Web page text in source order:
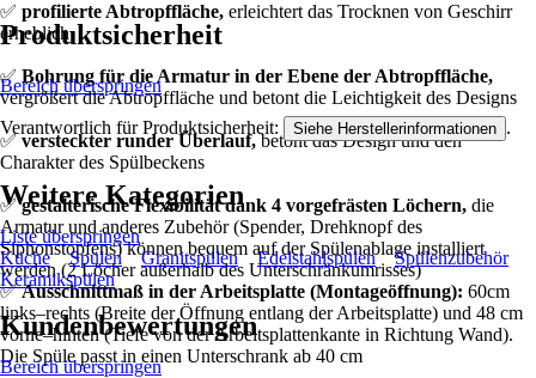
✅ profilierte Abtropffläche, erleichtert das Trocknen von Geschirr
erheblich
✅ Bohrung für die Armatur in der Ebene der Abtropffläche,
vergrößert die Abtropffläche und betont die Leichtigkeit des Designs
✅versteckter runder Überlauf,betont das Design und den
Charakter des Spülbeckens
✅gestalterische Flexibilität dank 4 vorgefrästen Löchern, die
Armatur und anderes Zubehör (Spender, Drehknopf des
Siphonstopfens) können bequem auf der Spülenablage installiert
werden (2 Löcher außerhalb des Unterschränkumrisses)
✅Ausschnittmaß in der Arbeitsplatte (Montageöffnung): 60cm
links–rechts (Breite der Öffnung entlang der Arbeitsplatte) und 48 cm
vorne–hinten (Tiefe von der Arbeitsplattenkante in Richtung Wand).
Die Spüle passt in einen Unterschrank ab 40 cm
Produktsicherheit
Bereich überspringen
Verantwortlich für Produktsicherheit: Siehe Herstellerinformationen .
Weitere Kategorien
Liste überspringen
Küche
Spülen Granitspülen Edelstahlspülen
Spülenzubehör
Keramikspülen
Kundenbewertungen
Bereich überspringen